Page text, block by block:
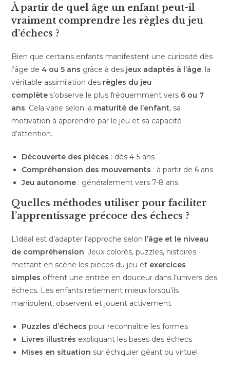
À partir de quel âge un enfant peut-il
vraiment comprendre les règles du jeu
d’échecs ?
Bien que certains enfants manifestent une curiosité dès
l’âge de4 ou 5 ans grâce à des jeux adaptés à l’âge, la
véritable assimilation des règles du jeu
complète s’observe le plus fréquemment vers 6 ou 7
ans. Cela varie selon la maturité de l’enfant, sa
motivation à apprendre par le jeu et sa capacité
d’attention.
Découverte des pièces : dès 4-5 ans
Compréhension des mouvements : à partir de 6 ans
Jeu autonome : généralement vers 7-8 ans
Quelles méthodes utiliser pour faciliter
l’apprentissage précoce des échecs ?
L’idéal est d’adapter l’approche selon l’âge et le niveau
de compréhension. Jeux colorés, puzzles, histoires
mettant en scène les pièces du jeu et exercices
simples offrent une entrée en douceur dans l’univers des
échecs. Les enfants retiennent mieux lorsqu’ils
manipulent, observent et jouent activement.
Puzzles d’échecs pour reconnaître les formes
Livres illustrés expliquant les bases des échecs
Mises en situation sur échiquier géant ou virtuel